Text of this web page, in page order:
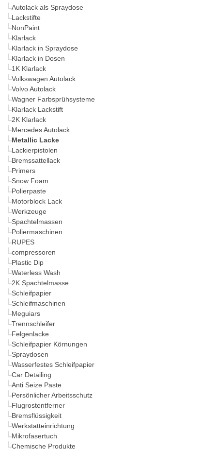
Autolack als Spraydose
Lackstifte
NonPaint
Klarlack
Klarlack in Spraydose
Klarlack in Dosen
1K Klarlack
Volkswagen Autolack
Volvo Autolack
Wagner Farbsprühsysteme
Klarlack Lackstift
2K Klarlack
Mercedes Autolack
Metallic Lacke
Lackierpistolen
Bremssattellack
Primers
Snow Foam
Polierpaste
Motorblock Lack
Werkzeuge
Spachtelmassen
Poliermaschinen
RUPES
compressoren
Plastic Dip
Waterless Wash
2K Spachtelmasse
Schleifpapier
Schleifmaschinen
Meguiars
Trennschleifer
Felgenlacke
Schleifpapier Körnungen
Spraydosen
Wasserfestes Schleifpapier
Car Detailing
Anti Seize Paste
Persönlicher Arbeitsschutz
Flugrostentferner
Bremsflüssigkeit
Werkstatteinrichtung
Mikrofasertuch
Chemische Produkte